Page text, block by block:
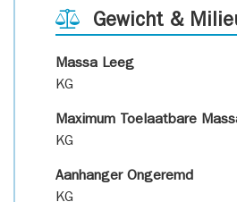
Gewicht &
Massa Leeg
KG
Maximum Toelaatbare
KG
Aanhanger Ongeremd
KG